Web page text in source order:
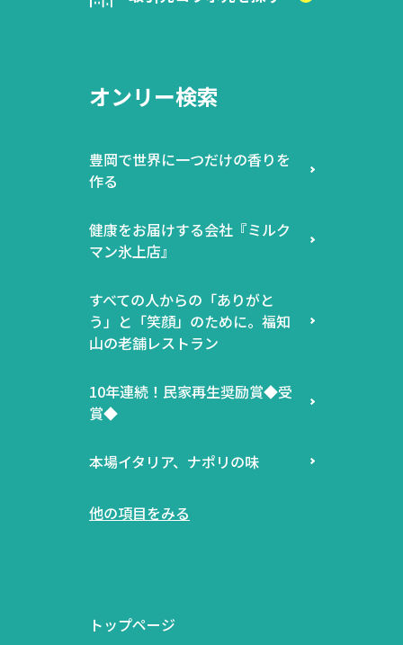
オンリー検索
豊岡で世界に一つだけの香りを
作る
健康をお届けする会社『ミルク
マン氷上店』
すべての人からの「ありがと
う」と「笑顔」のために。福知
山の老舗レストラン
10年連続！民家再生奨励賞◆受
賞◆
本場イタリア、ナポリの味
他の項目をみる
トップページ